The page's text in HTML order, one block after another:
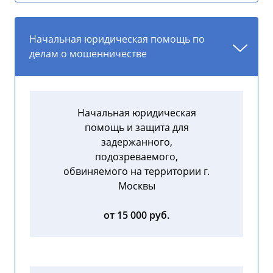
Начальная юридическая помощь по
делам о мошенничестве
Начальная юридическая
помощь и защита для
задержанного,
подозреваемого,
обвиняемого на территории г.
Москвы
от 15 000 руб.